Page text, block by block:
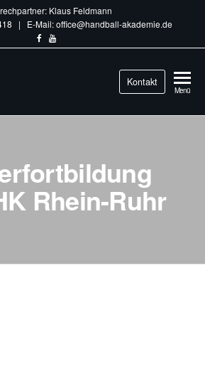
Klaus Feldmann
| E-Mail: office@handball-akademie.de
Kontakt
Menü
Rhein-Ruhr